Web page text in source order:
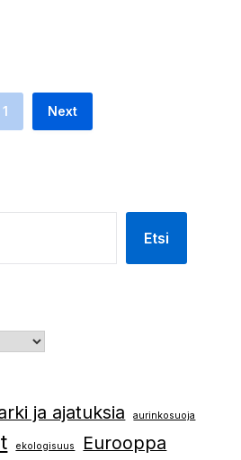
1 Next
Etsi
ja ajatuksia aurinkosuoja
ekologisuus Eurooppa